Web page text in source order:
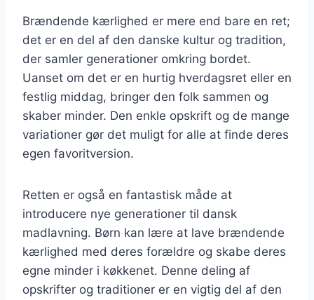
Brændende kærlighed er mere end bare en ret;
det er en del af den danske kultur og tradition,
der samler generationer omkring bordet.
Uanset om det er en hurtig hverdagsret eller en
festlig middag, bringer den folk sammen og
skaber minder. Den enkle opskrift og de mange
variationer gør det muligt for alle at finde deres
egen favoritversion.
Retten er også en fantastisk måde at
introducere nye generationer til dansk
madlavning. Børn kan lære at lave brændende
kærlighed med deres forældre og skabe deres
egne minder i køkkenet. Denne deling af
opskrifter og traditioner er en vigtig del af den